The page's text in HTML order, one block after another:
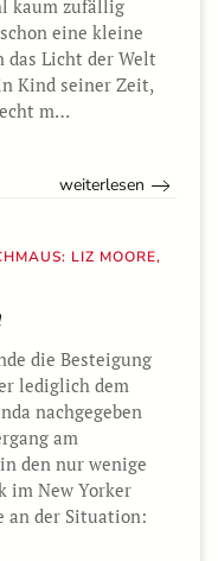
kaum zufällig
eine kleine
Licht der Welt
Kind seiner Zeit,
m…
weiterlesen
LIZ MOORE,
die Besteigung
lediglich dem
nachgegeben
am
den nur wenige
im New Yorker
an der Situation: